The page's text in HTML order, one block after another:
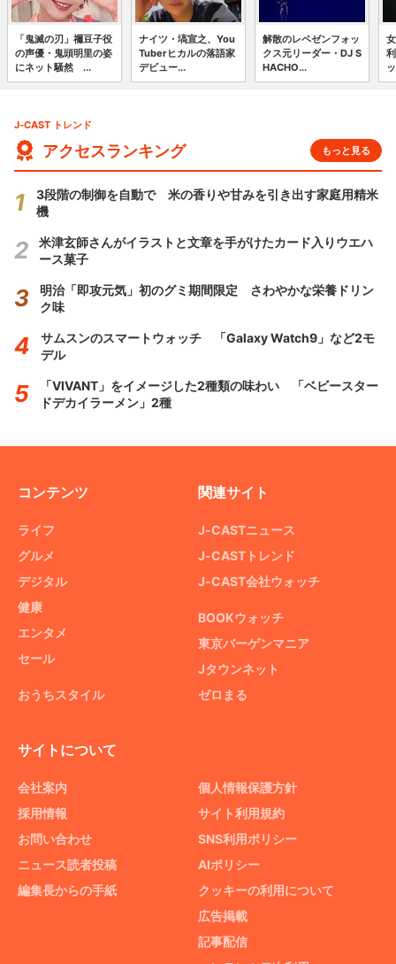
「鬼滅の刃」禰豆子役
の声優・鬼頭明里の姿
にネット騒然 ...
ナイツ・塙宣之、You
Tuberヒカルの落語家
デビュー...
解散のレペゼンフォッ
クス元リーダー・DJ S
HACHO...
J-CAST トレンド
アクセスランキング もっと見る
3段階の制御を自動で 米の香りや甘みを引き出す家庭用精米
機
米津玄師さんがイラストと文章を手がけたカード入りウエハ
ース菓子
明治「即攻元気」初のグミ期間限定 さわやかな栄養ドリン
ク味
サムスンのスマートウォッチ 「Galaxy Watch9」など2モ
デル
「VIVANT」をイメージした2種類の味わい 「ベビースター
ドデカイラーメン」2種
コンテンツ
ライフ
グルメ
デジタル
健康
エンタメ
セール
おうちスタイル
関連サイト
J-CASTニュース
J-CASTトレンド
J-CAST会社ウォッチ
BOOKウォッチ
東京バーゲンマニア
Jタウンネット
ゼロまる
サイトについて
会社案内
採用情報
お問い合わせ
ニュース読者投稿
編集長からの手紙
個人情報保護方針
サイト利用規約
SNS利用ポリシー
AIポリシー
クッキーの利用について
広告掲載
記事配信